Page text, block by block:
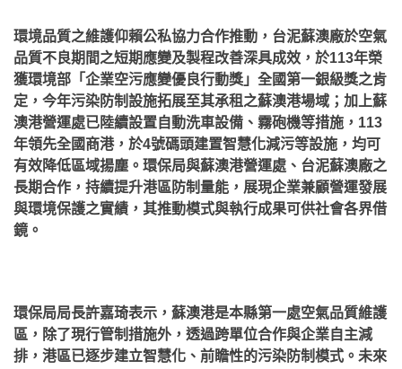
環境品質之維護仰賴公私協力合作推動，台泥蘇澳廠於空氣
品質不良期間之短期應變及製程改善深具成效，於113年榮
獲環境部「企業空污應變優良行動獎」全國第一銀級獎之肯
定，今年污染防制設施拓展至其承租之蘇澳港場域；加上蘇
澳港營運處已陸續設置自動洗車設備、霧砲機等措施，113
年領先全國商港，於4號碼頭建置智慧化減污等設施，均可
有效降低區域揚塵。環保局與蘇澳港營運處、台泥蘇澳廠之
長期合作，持續提升港區防制量能，展現企業兼顧營運發展
與環境保護之實績，其推動模式與執行成果可供社會各界借
鏡。
環保局局長許嘉琦表示，蘇澳港是本縣第一處空氣品質維護
區，除了現行管制措施外，透過跨單位合作與企業自主減
排，港區已逐步建立智慧化、前瞻性的污染防制模式。未來